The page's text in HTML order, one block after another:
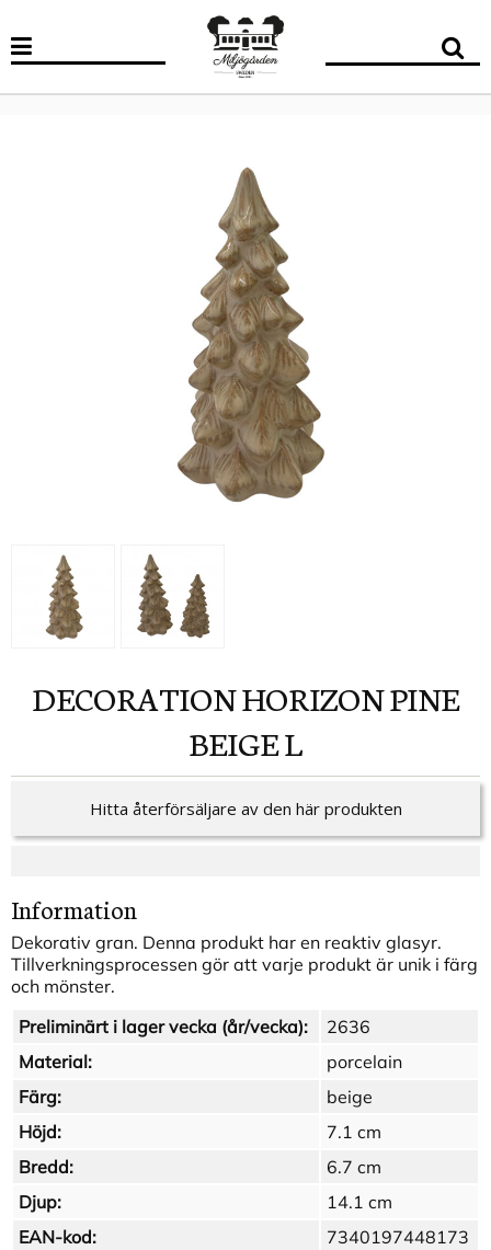
DECORATION HORIZON PINE
BEIGE L
Hitta återförsäljare av den här produkten
Information
Dekorativ gran. Denna produkt har en reaktiv glasyr.
Tillverkningsprocessen gör att varje produkt är unik i färg
och mönster.
Preliminärt i lager vecka (år/vecka):
2636
Material:
porcelain
Färg:
beige
Höjd:
7.1 cm
Bredd:
6.7 cm
Djup:
14.1 cm
EAN-kod:
7340197448173